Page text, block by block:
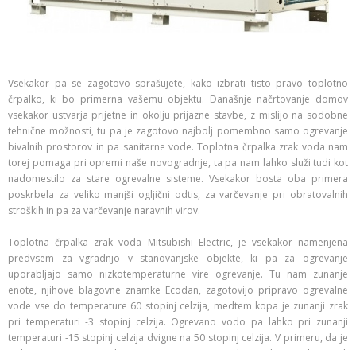
Vsekakor pa se zagotovo sprašujete, kako izbrati tisto pravo toplotno
črpalko, ki bo primerna vašemu objektu. Današnje načrtovanje domov
vsekakor ustvarja prijetne in okolju prijazne stavbe, z mislijo na sodobne
tehnične možnosti, tu pa je zagotovo najbolj pomembno samo ogrevanje
bivalnih prostorov in pa sanitarne vode. Toplotna črpalka zrak voda nam
torej pomaga pri opremi naše novogradnje, ta pa nam lahko služi tudi kot
nadomestilo za stare ogrevalne sisteme. Vsekakor bosta oba primera
poskrbela za veliko manjši ogljični odtis, za varčevanje pri obratovalnih
stroških in pa za varčevanje naravnih virov.
Toplotna črpalka zrak voda Mitsubishi Electric, je vsekakor namenjena
predvsem za vgradnjo v stanovanjske objekte, ki pa za ogrevanje
uporabljajo samo nizkotemperaturne vire ogrevanje. Tu nam zunanje
enote, njihove blagovne znamke Ecodan, zagotovijo pripravo ogrevalne
vode vse do temperature 60 stopinj celzija, medtem kopa je zunanji zrak
pri temperaturi -3 stopinj celzija. Ogrevano vodo pa lahko pri zunanji
temperaturi -15 stopinj celzija dvigne na 50 stopinj celzija. V primeru, da je